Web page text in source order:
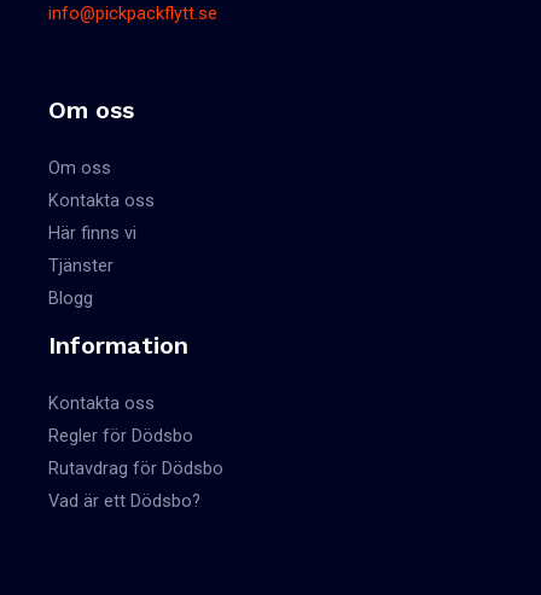
info@pickpackflytt.se
Om oss
Om oss
Kontakta oss
Här finns vi
Tjänster
Blogg
Information
Kontakta oss
Regler för Dödsbo
Rutavdrag för Dödsbo
Vad är ett Dödsbo?